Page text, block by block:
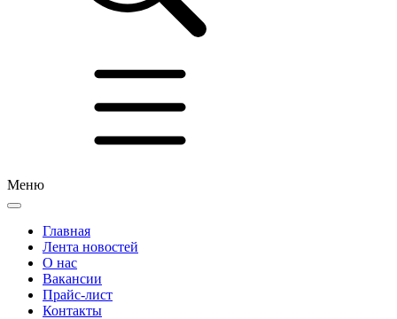
Меню
Главная
Лента новостей
О нас
Вакансии
Прайс-лист
Контакты